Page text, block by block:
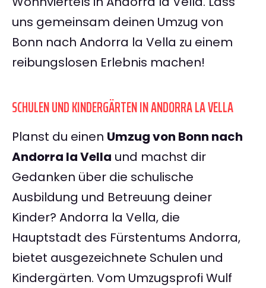
uns gemeinsam deinen Umzug von
Bonn nach Andorra la Vella zu einem
reibungslosen Erlebnis machen!
SCHULEN UND KINDERGÄRTEN IN ANDORRA LA VELLA
Planst du einen Umzug von Bonn nach
Andorra la Vella und machst dir
Gedanken über die schulische
Ausbildung und Betreuung deiner
Kinder? Andorra la Vella, die
Hauptstadt des Fürstentums Andorra,
bietet ausgezeichnete Schulen und
Kindergärten. Vom Umzugsprofi Wulf